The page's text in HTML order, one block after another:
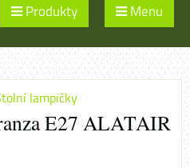
Produkty Menu
lampičky
E27 ALATAIR